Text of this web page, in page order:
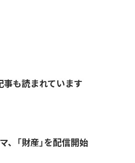
事も読まれています
、「財産」を配信開始